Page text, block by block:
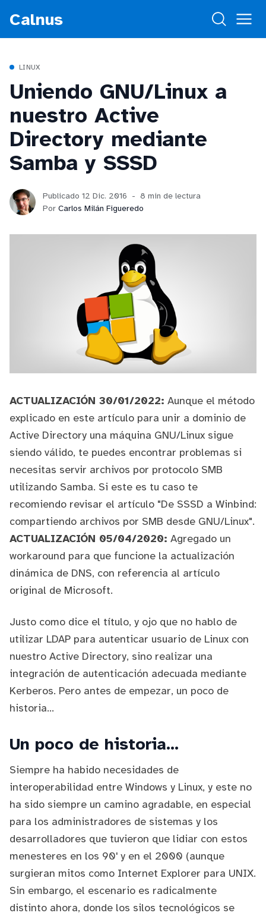
Calnus
LINUX
Uniendo GNU/Linux a
nuestro Active
Directory mediante
Samba y SSSD
Publicado 12 Dic. 2016
8 min de lectura
Por Carlos Milán Figueredo
ACTUALIZACIÓN 30/01/2022: Aunque el método
explicado en este artículo para unir a dominio de
Active Directory una máquina GNU/Linux sigue
siendo válido, te puedes encontrar problemas si
necesitas servir archivos por protocolo SMB
utilizando Samba. Si este es tu caso te
recomiendo revisar el artículo "De SSSD a Winbind:
compartiendo archivos por SMB desde GNU/Linux".
ACTUALIZACIÓN 05/04/2020: Agregado un
workaround para que funcione la actualización
dinámica de DNS, con referencia al artículo
original de Microsoft.
Justo como dice el título, y ojo que no hablo de
utilizar LDAP para autenticar usuario de Linux con
nuestro Active Directory, sino realizar una
integración de autenticación adecuada mediante
Kerberos. Pero antes de empezar, un poco de
historia...
Un poco de historia...
Siempre ha habido necesidades de
interoperabilidad entre Windows y Linux, y este no
ha sido siempre un camino agradable, en especial
para los administradores de sistemas y los
desarrolladores que tuvieron que lidiar con estos
menesteres en los 90' y en el 2000 (aunque
surgieran mitos como Internet Explorer para UNIX.
Sin embargo, el escenario es radicalmente
distinto ahora, donde los silos tecnológicos se